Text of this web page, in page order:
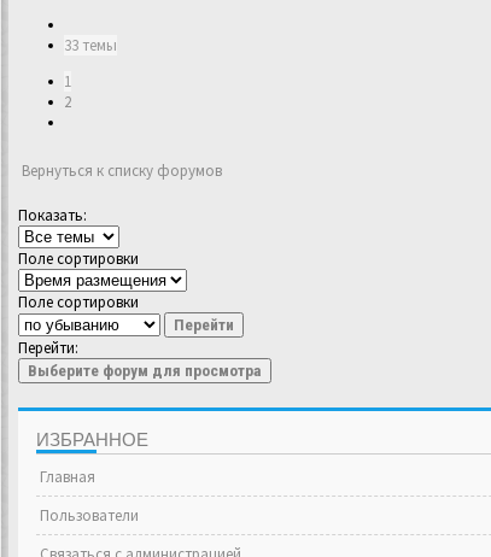
33 темы
1
2
Вернуться к списку форумов
Показать:
Поле сортировки
Поле сортировки
Перейти
Перейти:
Выберите форум для просмотра
ИЗБРАННОЕ
Главная
Пользователи